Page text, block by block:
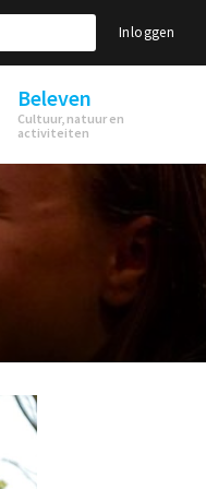
Inloggen
Beleven
Cultuur, natuur en
activiteiten